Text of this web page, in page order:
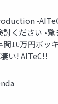
討ください •
間10万円ポッ
い! AITeC!!